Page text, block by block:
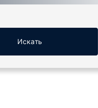
Искать